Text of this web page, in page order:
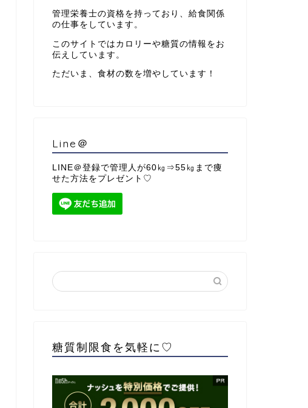
管理栄養士の資格を持っており、給食関係
の仕事をしています。
このサイトではカロリーや糖質の情報をお
伝えしています。
ただいま、食材の数を増やしています！
Line＠
LINE＠登録で管理人が60㎏⇒55㎏まで痩
せた方法をプレゼント♡
糖質制限食を気軽に♡